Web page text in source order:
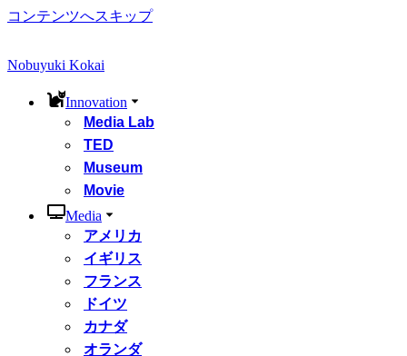
コンテンツへスキップ
Nobuyuki Kokai
Innovation
Media Lab
TED
Museum
Movie
Media
アメリカ
イギリス
フランス
ドイツ
カナダ
オランダ